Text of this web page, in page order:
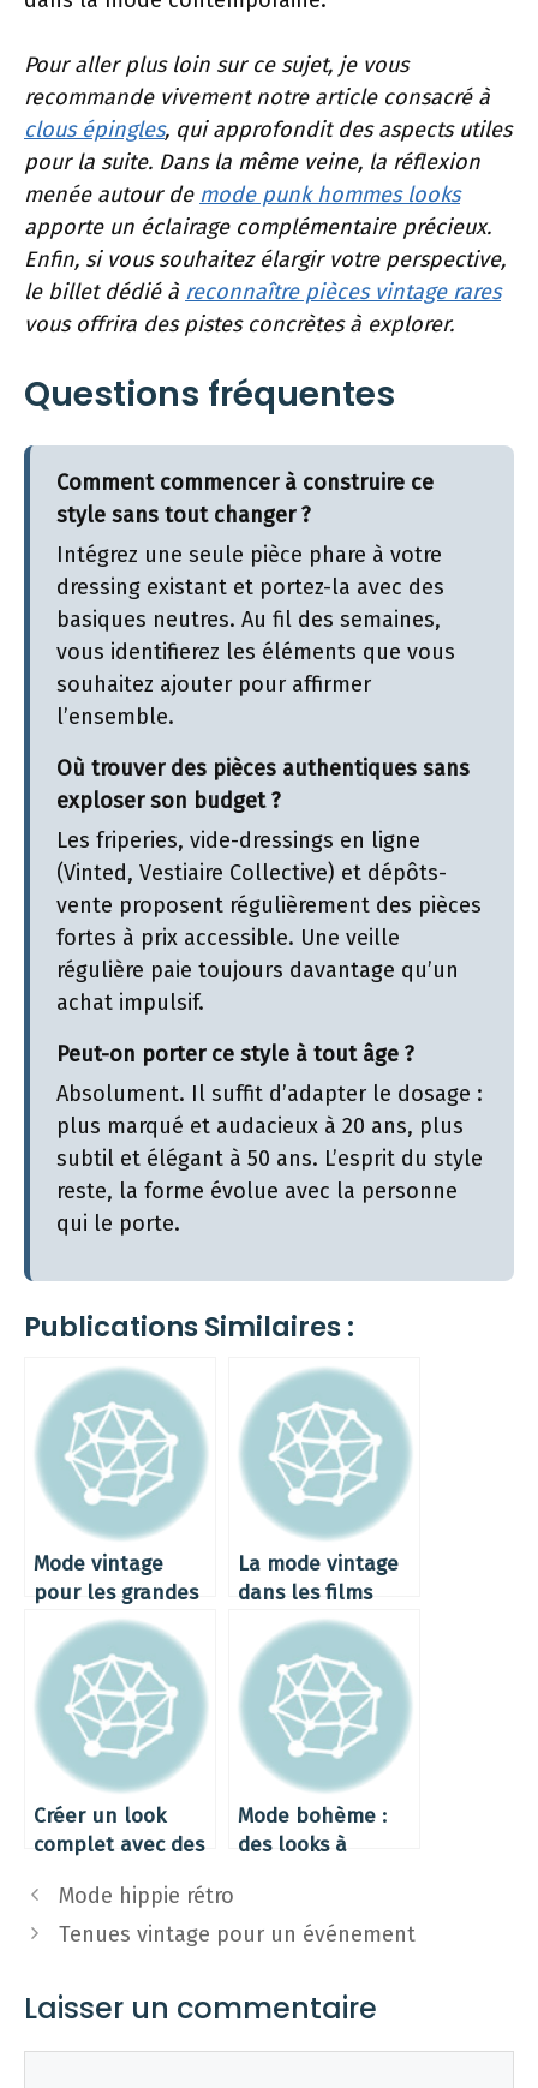
Pour aller plus loin sur ce sujet, je vous
recommande vivement notre article consacré à
clous épingles, qui approfondit des aspects utiles
pour la suite. Dans la même veine, la réflexion
menée autour de mode punk hommes looks
apporte un éclairage complémentaire précieux.
Enfin, si vous souhaitez élargir votre perspective,
le billet dédié à reconnaître pièces vintage rares
vous offrira des pistes concrètes à explorer.
Questions fréquentes
Comment commencer à construire ce
style sans tout changer ?
Intégrez une seule pièce phare à votre
dressing existant et portez-la avec des
basiques neutres. Au fil des semaines,
vous identifierez les éléments que vous
souhaitez ajouter pour affirmer
l’ensemble.
Où trouver des pièces authentiques sans
exploser son budget ?
Les friperies, vide-dressings en ligne
(Vinted, Vestiaire Collective) et dépôts-
vente proposent régulièrement des pièces
fortes à prix accessible. Une veille
régulière paie toujours davantage qu’un
achat impulsif.
Peut-on porter ce style à tout âge ?
Absolument. Il suffit d’adapter le dosage :
plus marqué et audacieux à 20 ans, plus
subtil et élégant à 50 ans. L’esprit du style
reste, la forme évolue avec la personne
qui le porte.
Publications Similaires :
Mode vintage
pour les grandes
tailles
La mode vintage
dans les films
classiques
Créer un look
complet avec des
Mode bohème :
des looks à
Mode hippie rétro
Tenues vintage pour un événement
Laisser un commentaire